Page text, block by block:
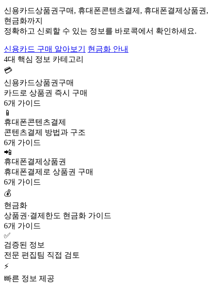
신용카드상품권구매, 휴대폰콘텐츠결제, 휴대폰결제상품권,
현금화까지
정확하고 신뢰할 수 있는 정보를 바로콕에서 확인하세요.
신용카드 구매 알아보기
현금화 안내
4대 핵심 정보 카테고리
💳
신용카드상품권구매
카드로 상품권 즉시 구매
6개 가이드
📱
휴대폰콘텐츠결제
콘텐츠결제 방법과 구조
6개 가이드
📲
휴대폰결제상품권
휴대폰결제로 상품권 구매
6개 가이드
💰
현금화
상품권·결제한도 현금화 가이드
6개 가이드
✅
검증된 정보
전문 편집팀 직접 검토
⚡
빠른 정보 제공